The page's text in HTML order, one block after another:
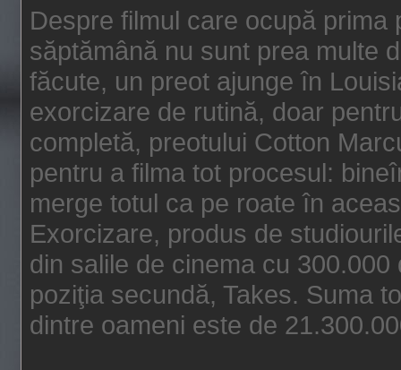
Despre filmul care ocupă
săptămână nu sunt prea multe
făcute, un preot ajunge în
exorcizare de rutină, doar
completă, preotului Cotton
pentru a filma tot procesul:
merge totul ca pe roate în
Exorcizare, produs de
din salile de cinema cu
poziţia secundă, Takes. Suma
dintre oameni este de